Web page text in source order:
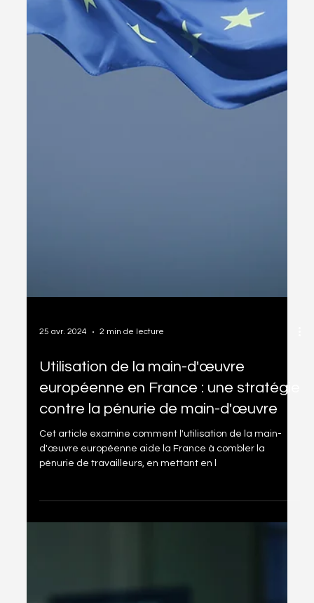
25 avr. 2024 2 min de lecture
Utilisation de la main-d'œuvre
européenne en France : une stratégie